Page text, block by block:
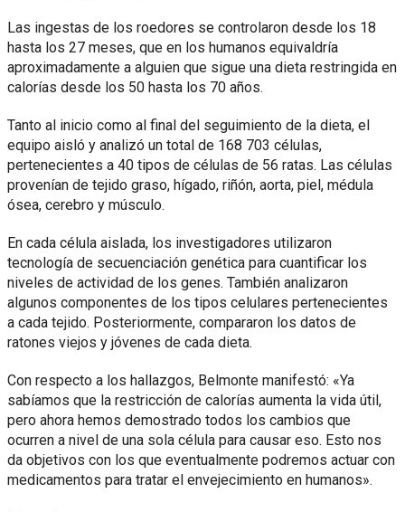
Las ingestas de los roedores se controlaron desde los 18
hasta los 27 meses, que en los humanos equivaldría
aproximadamente a alguien que sigue una dieta restringida en
calorías desde los 50 hasta los 70 años.
Tanto al inicio como al final del seguimiento de la dieta, el
equipo aisló y analizó un total de 168 703 células,
pertenecientes a 40 tipos de células de 56 ratas. Las células
provenían de tejido graso, hígado, riñón, aorta, piel, médula
ósea, cerebro y músculo.
En cada célula aislada, los investigadores utilizaron
tecnología de secuenciación genética para cuantificar los
niveles de actividad de los genes. También analizaron
algunos componentes de los tipos celulares pertenecientes
a cada tejido. Posteriormente, compararon los datos de
ratones viejos y jóvenes de cada dieta.
Con respecto a los hallazgos, Belmonte manifestó: «Ya
sabíamos que la restricción de calorías aumenta la vida útil,
pero ahora hemos demostrado todos los cambios que
ocurren a nivel de una sola célula para causar eso. Esto nos
da objetivos con los que eventualmente podremos actuar con
medicamentos para tratar el envejecimiento en humanos».